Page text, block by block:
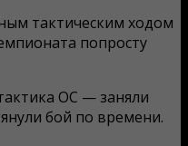
тактическим ходом
попросту
ОС — заняли
бой по времени.